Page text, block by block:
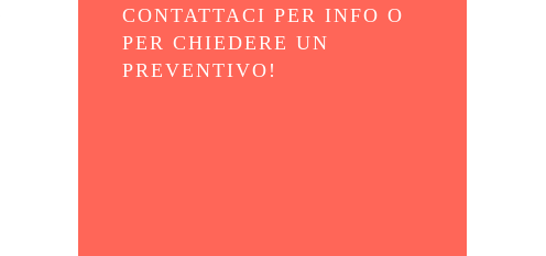
CONTATTACI PER INFO O
PER CHIEDERE UN
PREVENTIVO!